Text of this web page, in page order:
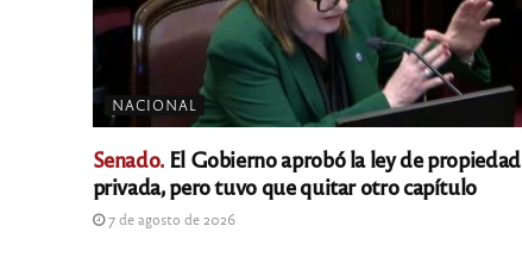
NACIONAL
Senado.El Gobierno aprobó la ley de propiedad
privada, pero tuvo que quitar otro capítulo
7 de agosto de 2026